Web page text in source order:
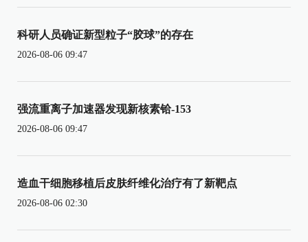
科研人员确证新型粒子“胶球”的存在
2026-08-06 09:47
强流重离子加速器发现新核素铪-153
2026-08-06 09:47
造血干细胞移植后皮肤纤维化治疗有了新靶点
2026-08-06 02:30